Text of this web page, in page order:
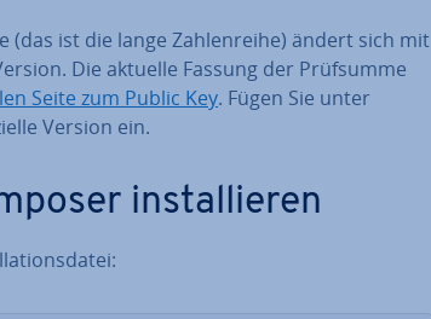
(das ist die lange Zah­len­rei­he) ändert sich mit
Die aktuelle Fassung der Prüfsumme
Seite zum Public Key. Fügen Sie unter
Version ein.
in­stal­lie­ren